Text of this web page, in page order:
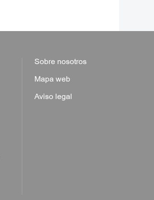
Sobre nosotros
Mapa web
Aviso legal